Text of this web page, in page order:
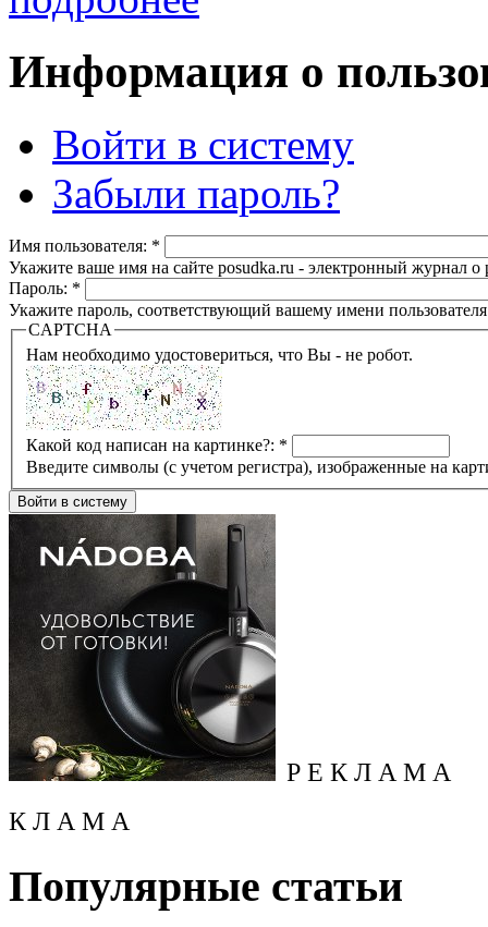
Информация о
Войти в систему
Забыли пароль?
Имя пользователя: *
Укажите ваше имя на сайте posudka.ru - электронный журнал
Пароль: *
Укажите пароль, соответствующий вашему имени
CAPTCHA
Нам необходимо удостовериться, что Вы - не робот.
Какой код написан на картинке?: *
Введите символы (с учетом регистра), изображенные на
Р Е К Л А М А
К Л А М А
Популярные статьи